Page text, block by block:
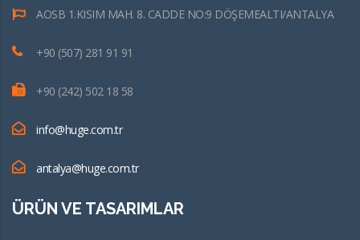
AOSB 1.KISIM MAH. 8. CADDE NO:9 DÖŞEMEALTI/ANTALYA
+90 (507) 281 91 91
+90 (242) 502 18 58
info@huge.com.tr
antalya@huge.com.tr
ÜRÜN VE TASARIMLAR